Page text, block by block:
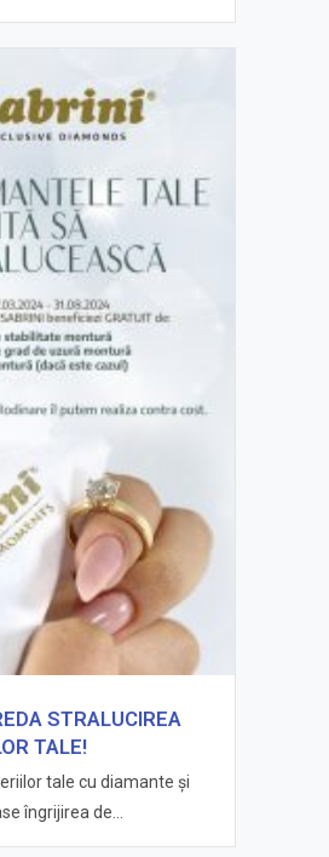
STRALUCIREA
TALE!
tale cu diamante și
îngrijirea de...